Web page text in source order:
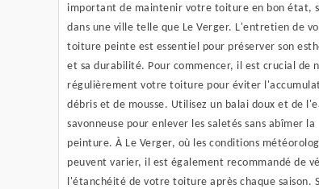
important de maintenir votre toiture en bon état,
dans une ville telle que Le Verger. L'entretien de
toiture peinte est essentiel pour préserver son
et sa durabilité. Pour commencer, il est crucial de
régulièrement votre toiture pour éviter
débris et de mousse. Utilisez un balai doux et de
savonneuse pour enlever les saletés sans abîmer la
peinture. À Le Verger, où les conditions
peuvent varier, il est également recommandé de
l'étanchéité de votre toiture après chaque saison.